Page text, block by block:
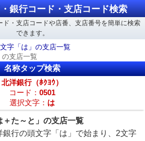
銀行コード・支店コード検索
・支店コードや店番、支店番号を簡単に検索
できます。
字「は」の支店一覧
支店一覧
名称タップ検索
北洋銀行（ﾎｸﾖｳ）
コード： 0501
選択文字： は
た～と」の支店一覧
銀行の頭文字「は」で始まり、2文字